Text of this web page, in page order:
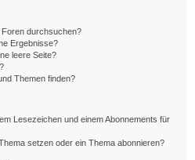
durchsuchen?
Ergebnisse?
leere Seite?
Themen finden?
Lesezeichen und einem Abonnements für
setzen oder ein Thema abonnieren?